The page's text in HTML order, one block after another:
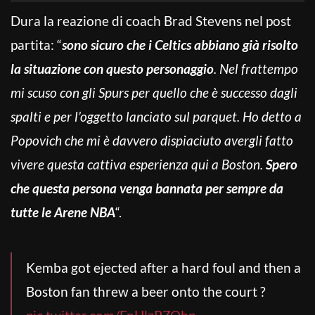
Dura la reazione di coach Brad Stevens nel post
partita: “sono sicuro che i Celtics abbiano già risolto
la situazione con questo personaggio. Nel frattempo
mi scuso con gli Spurs per quello che è successo dagli
spalti e per l’oggetto lanciato sul parquet. Ho detto a
Popovich che mi è davvero dispiaciuto avergli fatto
vivere questa cattiva esperienza qui a Boston. Spero
che questa persona venga bannata per sempre da
tutte le Arene NBA“.
Kemba got ejected after a hard foul and then a
Boston fan threw a beer onto the court ?